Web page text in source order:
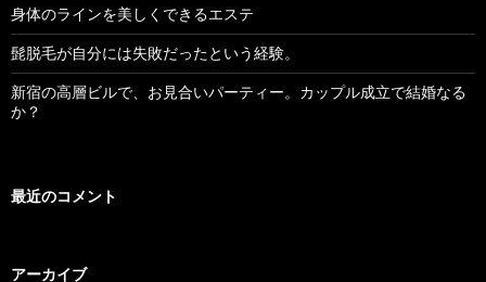
身体のラインを美しくできるエステ
髭脱毛が自分には失敗だったという経験。
新宿の高層ビルで、お見合いパーティー。カップル成立で結婚なる
か？
最近のコメント
アーカイブ